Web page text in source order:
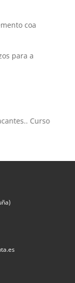
coa
para a
Curso 2026-